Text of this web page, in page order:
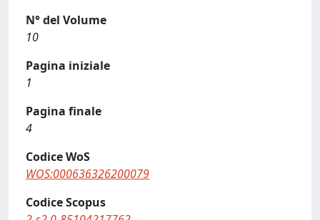
N° del Volume
10
Pagina iniziale
1
Pagina finale
4
Codice WoS
WOS:000636326200079
Codice Scopus